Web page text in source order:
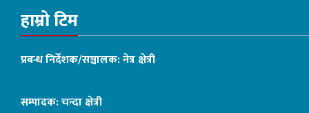
हाम्रो टिम
प्रबन्ध निर्देशक/सञ्चालक: नेत्र क्षेत्री
सम्पादक: चन्दा क्षेत्री